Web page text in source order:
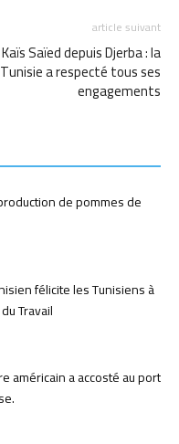
article suivant
Kaïs Saïed depuis Djerba : la
Tunisie a respecté tous ses
engagements
de pommes de
félicite les Tunisiens à
Travail
américain a accosté au port